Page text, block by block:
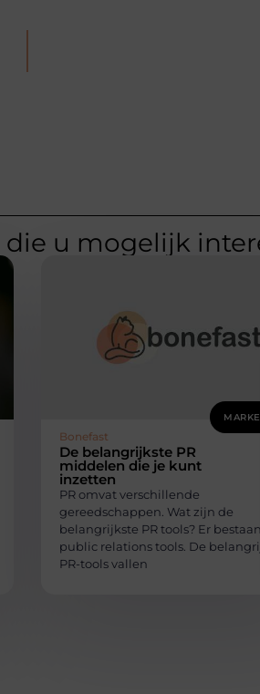
die u mogelijk
Bonefast
De belangrijkste PR
middelen die je kunt
inzetten
PR omvat verschillende
gereedschappen. Wat zijn de
belangrijkste PR tools? Er
public relations tools. De
PR-tools vallen